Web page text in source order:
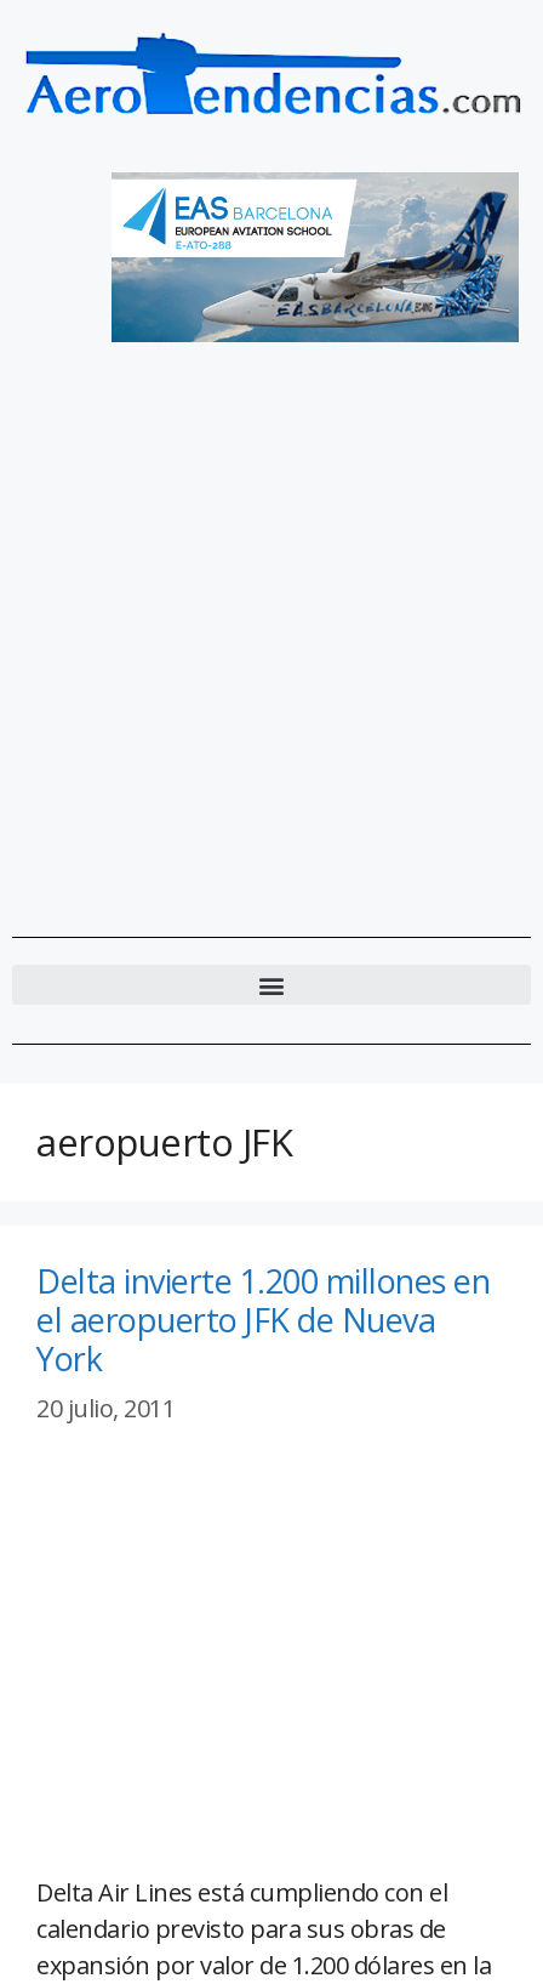
aeropuerto JFK
Delta invierte 1.200 millones en
el aeropuerto JFK de Nueva
York
20 julio, 2011
Delta Air Lines está cumpliendo con el
calendario previsto para sus obras de
expansión por valor de 1.200 dólares en la